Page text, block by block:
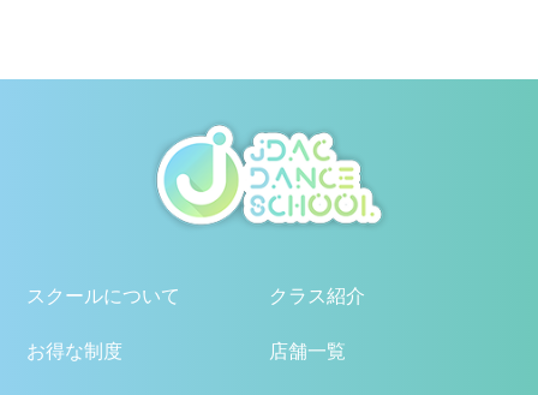
スクールについて クラス紹介
お得な制度 店舗一覧